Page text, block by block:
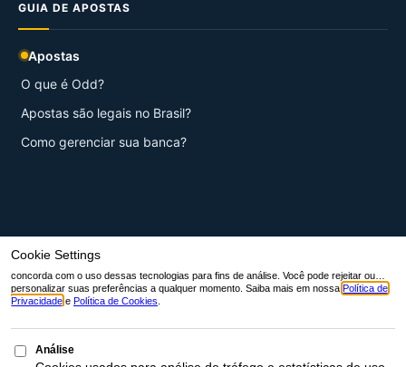
GUIA DE APOSTAS
Apostas
O que é Odd?
Apostas são legais no Brasil?
Como gerenciar sua banca?
© 2026 Aqui Esportes.
Início Contato Sobre nós
Termos de Serviço
Políticas de Privacidade